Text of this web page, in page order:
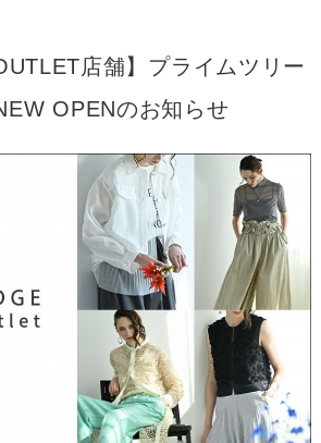
店舗】プライムツリー
OPENのお知らせ